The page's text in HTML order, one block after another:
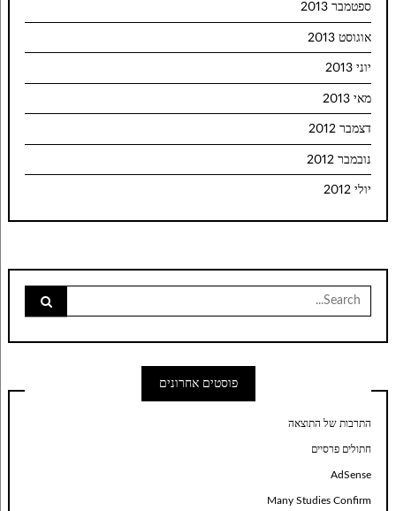
ספטמבר 2013
אוגוסט 2013
יוני 2013
מאי 2013
דצמבר 2012
נובמבר 2012
יולי 2012
Search
for:
פוסטים אחרונים
התרבות של התוצאה
חתולים פרסיים
AdSense
Many Studies Confirm